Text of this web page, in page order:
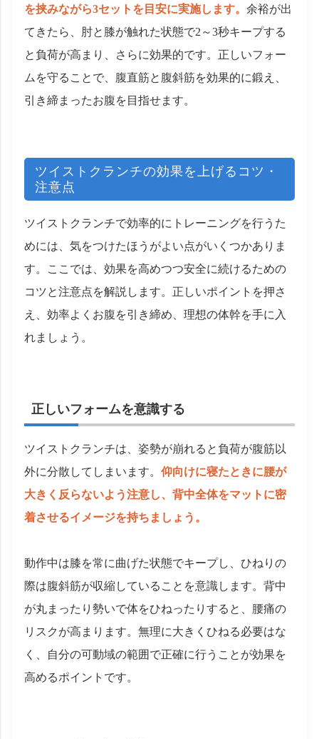
を挟みながら3セットを目安に実施します。余裕が出
てきたら、肘と膝が触れた状態で2～3秒キープする
と負荷が高まり、さらに効果的です。正しいフォー
ムを守ることで、腹直筋と腹斜筋を効果的に鍛え、
引き締まったお腹を目指せます。
ツイストクランチの効果を上げるコツ・
注意点
ツイストクランチで効率的にトレーニングを行うた
めには、気をつけたほうがよい点がいくつかありま
す。ここでは、効果を高めつつ安全に続けるための
コツと注意点を解説します。正しいポイントを押さ
え、効率よくお腹を引き締め、理想の体幹を手に入
れましょう。
正しいフォームを意識する
ツイストクランチは、姿勢が崩れると負荷が腹筋以
外に分散してしまいます。仰向けに寝たときに腰が
大きく反らないよう注意し、背中全体をマットに密
着させるイメージを持ちましょう。
動作中は膝を常に曲げた状態でキープし、ひねりの
際は腹斜筋が収縮していることを意識します。背中
が丸まったり勢いで体をひねったりすると、腰痛の
リスクが高まります。無理に大きくひねる必要はな
く、自分の可動域の範囲で正確に行うことが効果を
高めるポイントです。